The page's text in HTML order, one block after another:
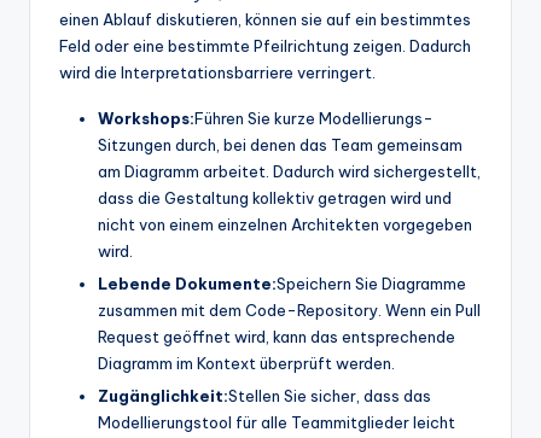
einen Ablauf diskutieren, können sie auf ein bestimmtes
Feld oder eine bestimmte Pfeilrichtung zeigen. Dadurch
wird die Interpretationsbarriere verringert.
Workshops:Führen Sie kurze Modellierungs-
Sitzungen durch, bei denen das Team gemeinsam
am Diagramm arbeitet. Dadurch wird sichergestellt,
dass die Gestaltung kollektiv getragen wird und
nicht von einem einzelnen Architekten vorgegeben
wird.
Lebende Dokumente:Speichern Sie Diagramme
zusammen mit dem Code-Repository. Wenn ein Pull
Request geöffnet wird, kann das entsprechende
Diagramm im Kontext überprüft werden.
Zugänglichkeit:Stellen Sie sicher, dass das
Modellierungstool für alle Teammitglieder leicht